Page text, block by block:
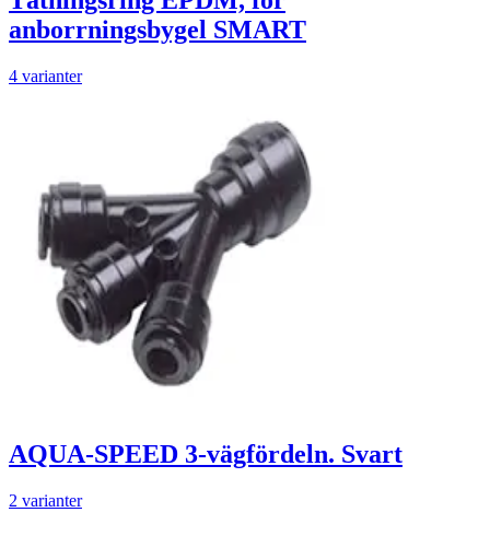
anborrningsbygel SMART
4 varianter
AQUA-SPEED 3-vägfördeln. Svart
2 varianter